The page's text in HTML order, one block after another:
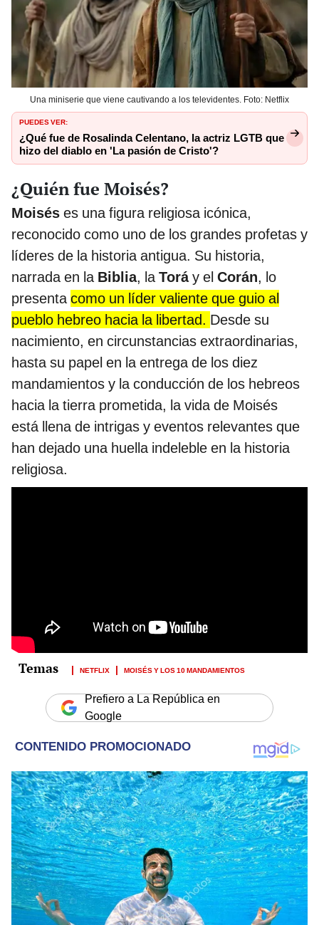
Una miniserie que viene cautivando a los televidentes. Foto: Netflix
PUEDES VER:
¿Qué fue de Rosalinda Celentano, la actriz LGTB que
hizo del diablo en 'La pasión de Cristo'?
¿Quién fue Moisés?
Moisés es una figura religiosa icónica,
reconocido como uno de los grandes profetas y
líderes de la historia antigua. Su historia,
narrada en la Biblia, laToráy el Corán, lo
presentacomo un líder valiente que guio al
pueblo hebreo hacia la libertad. Desde su
nacimiento, en circunstancias extraordinarias,
hasta su papel en la entrega de los diez
mandamientos y la conducción de los hebreos
hacia la tierra prometida, la vida de Moisés
está llena de intrigas y eventos relevantes que
han dejado una huella indeleble en la historia
religiosa.
NETFLIX MOISÉS Y LOS 10 MANDAMIENTOS
Prefiero a La República en
Google